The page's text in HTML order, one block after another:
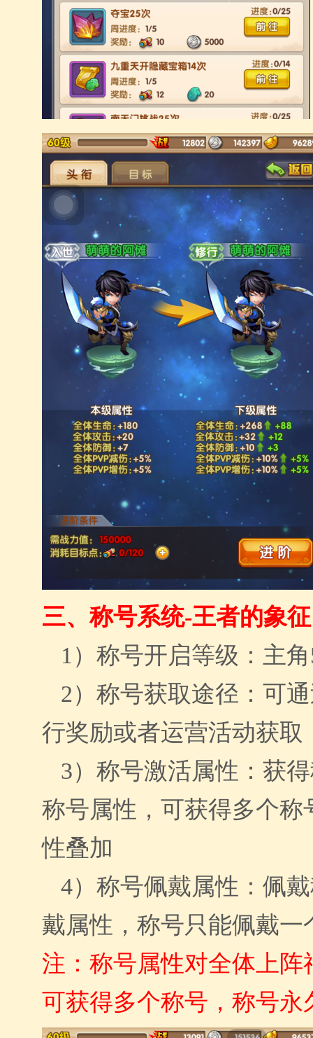
三、称号系统-王者的象征
1） 称号开启等级：主
2） 称号获取途径：可
行奖励或者运营活动获取
3） 称号激活属性：获
称号属性 ，可获得多个
性叠加
4） 称号佩戴属性：佩
戴属性，称号只能佩戴一
注：称号属性对全体上阵
可获得多个称号， 称号永